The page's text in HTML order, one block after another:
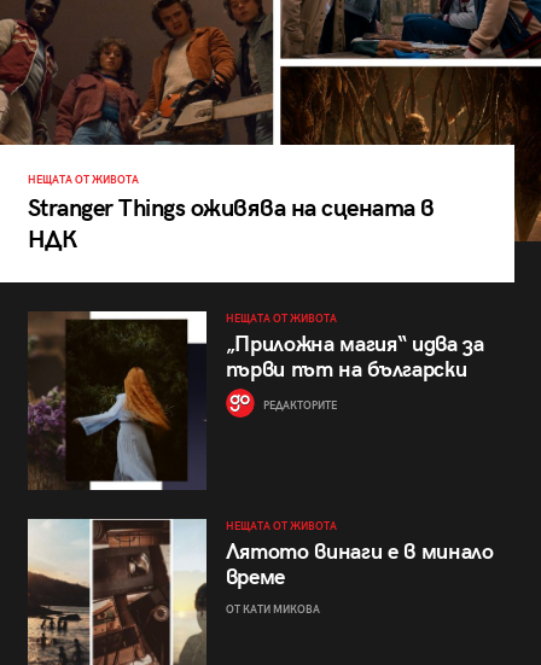
НЕЩАТА ОТ ЖИВОТА
Stranger Things оживява на сцената в
НДК
НЕЩАТА ОТ ЖИВОТА
„Приложна магия“ идва за
първи път на български
РЕДАКТОРИТЕ
НЕЩАТА ОТ ЖИВОТА
Лятото винаги е в минало
време
ОТ КАТИ МИКОВА